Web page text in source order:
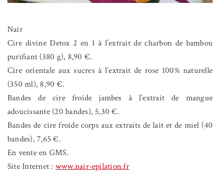
Nair
Cire divine Detox 2 en 1 à l’extrait de charbon de bambou
purifiant (380 g), 8,90 €.
Cire orientale aux sucres à l’extrait de rose 100% naturelle
(350 ml), 8,90 €.
Bandes de cire froide jambes à l’extrait de mangue
adoucissante (20 bandes), 5,30 €.
Bandes de cire froide corps aux extraits de lait et de miel (40
bandes), 7,65 €.
En vente en GMS.
Site Internet :www.nair-epilation.fr